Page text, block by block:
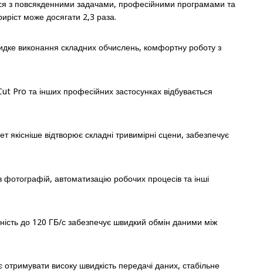
з повсякденними задачами, професійними програмами та
може досягати 2,3 раза.
виконання складних обчислень, комфортну роботу з
та інших професійних застосунках відбувається
відтворює складні тривимірні сцени, забезпечує
автоматизацію робочих процесів та інші
до 120 ГБ/с забезпечує швидкий обмін даними між
високу швидкість передачі даних, стабільне